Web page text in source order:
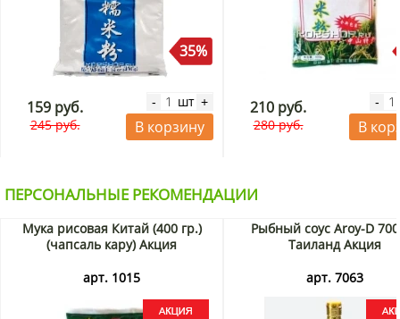
35%
159 руб.
245 руб.
- шт +
В корзину
210 руб.
280 руб.
-
В
ПЕРСОНАЛЬНЫЕ РЕКОМЕНДАЦИИ
Мука рисовая Китай (400 гр.)
(чапсаль кару) Акция
арт. 1015
Рыбный соус Aroy-D
Таиланд Акция
арт. 7063